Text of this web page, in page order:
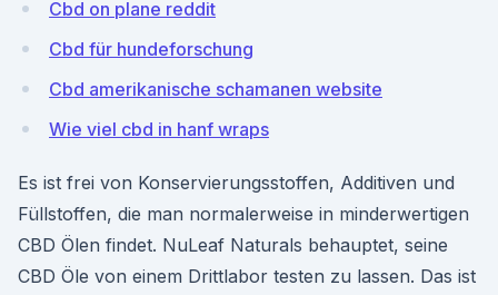
Cbd on plane reddit
Cbd für hundeforschung
Cbd amerikanische schamanen website
Wie viel cbd in hanf wraps
Es ist frei von Konservierungsstoffen, Additiven und
Füllstoffen, die man normalerweise in minderwertigen
CBD Ölen findet. NuLeaf Naturals behauptet, seine
CBD Öle von einem Drittlabor testen zu lassen. Das ist